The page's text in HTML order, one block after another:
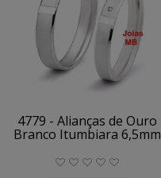
4779 - Alianças de Ouro
Branco Itumbiara 6,5mm